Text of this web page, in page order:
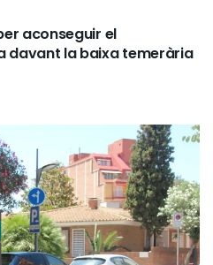
aconseguir el
davant la baixa temerària